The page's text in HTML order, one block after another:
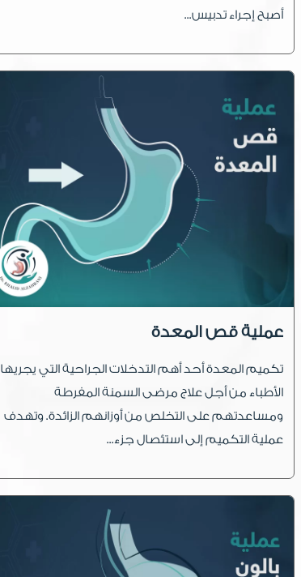
أصبح إجراء تدبيس...
عملية قص المعدة
تكميم المعدة أحد أهم التدخلات الجراحية التي يجريها
الأطباء من أجل علاج مرضى السمنة المفرطة
ومساعدتهم على التخلص من أوزانهم الزائدة. وتهدف
عملية التكميم إلى استئصال جزء...